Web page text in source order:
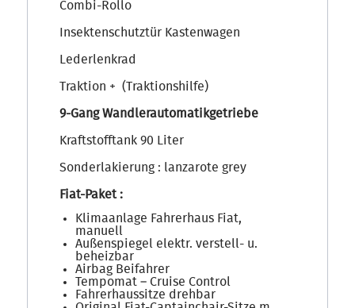
Combi-Rollo
Insektenschutztür Kastenwagen
Lederlenkrad
Traktion + (Traktionshilfe)
9-Gang Wandlerautomatikgetriebe
Kraftstofftank 90 Liter
Sonderlakierung : lanzarote grey
Fiat-Paket :
Klimaanlage Fahrerhaus Fiat,
manuell
Außenspiegel elektr. verstell- u.
beheizbar
Airbag Beifahrer
Tempomat – Cruise Control
Fahrerhaussitze drehbar